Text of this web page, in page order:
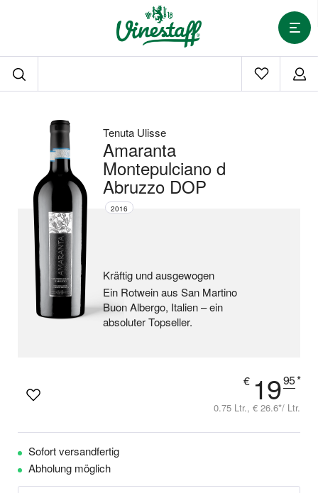
Tenuta Ulisse
Amaranta
Montepulciano d
Abruzzo DOP
2016
Kräftig und ausgewogen
Ein Rotwein aus San Martino
Buon Albergo, Italien –ein
absoluter Topseller.
€ 1995*
0.75 Ltr., € 26.6*/ Ltr.
Sofort versandfertig
Abholung möglich